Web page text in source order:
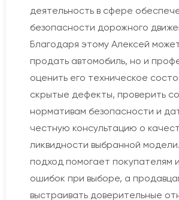
деятельность в сфере
безопасности дорожного
Благодаря этому Алексей
продать автомобиль, но и
оценить его техническое
скрытые дефекты, проверить
нормативам безопасности и
честную консультацию о
ликвидности выбранной
подход помогает покупателям
ошибок при выборе, а
выстраивать доверительные